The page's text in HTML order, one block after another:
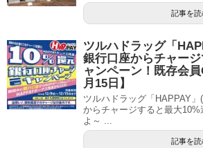
記事を読
ツルハドラッグ「
銀行口座からチャー
ャンペーン！既存会
月15日】
ツルハドラッグ「HAPPAY
からチャージすると最大
よ～ ...
記事を読